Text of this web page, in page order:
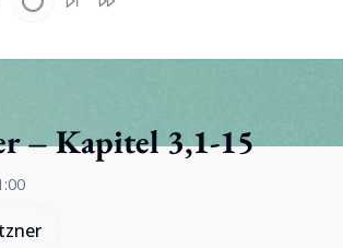
– Kapitel 3,1-15